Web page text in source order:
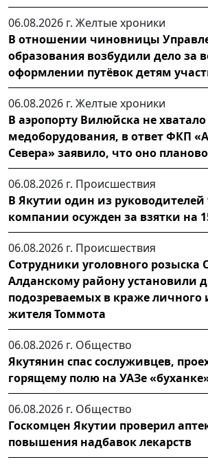
06.08.2026 г. Желтые хроники
В отношении чиновницы
образования возбудили дело за
оформлении путёвок детям
06.08.2026 г. Желтые хроники
В аэропорту Вилюйска не хватало
медоборудования, в ответ ФКП
Севера» заявило, что оно
06.08.2026 г. Происшествия
В Якутии один из руководителей
компании осужден за взятки на
06.08.2026 г. Происшествия
Сотрудники уголовного
Алданскому району установили
подозреваемых в краже личного
жителя Томмота
06.08.2026 г. Общество
Якутянин спас сослуживцев,
горящему полю на УАЗе
06.08.2026 г. Общество
Госкомцен Якутии проверил
повышения надбавок лекарств